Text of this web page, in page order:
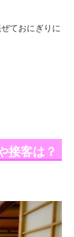
ておにぎりに
接客は？